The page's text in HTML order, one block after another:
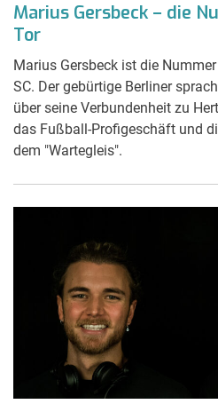
Marius Gersbeck – die
Tor
Marius Gersbeck ist die
SC. Der gebürtige Berliner
über seine Verbundenheit zu
das Fußball-Profigeschäft und
dem "Wartegleis".